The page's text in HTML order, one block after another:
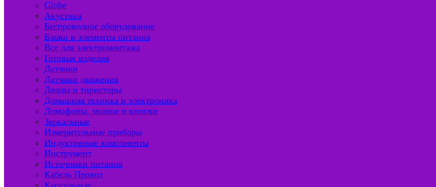
Globe
Акустика
Беспроводное оборудование
Блоки и элементы питания
Все для электромонтажа
Готовые изделия
Датчики
Датчики движения
Диоды и тиристоры
Домашняя техника и электроника
Домофоны, звонки и кнопки
Зеркальные
Измерительные приборы
Индуктивные компоненты
Инструмент
Источники питания
Кабель Провод
Капсульные